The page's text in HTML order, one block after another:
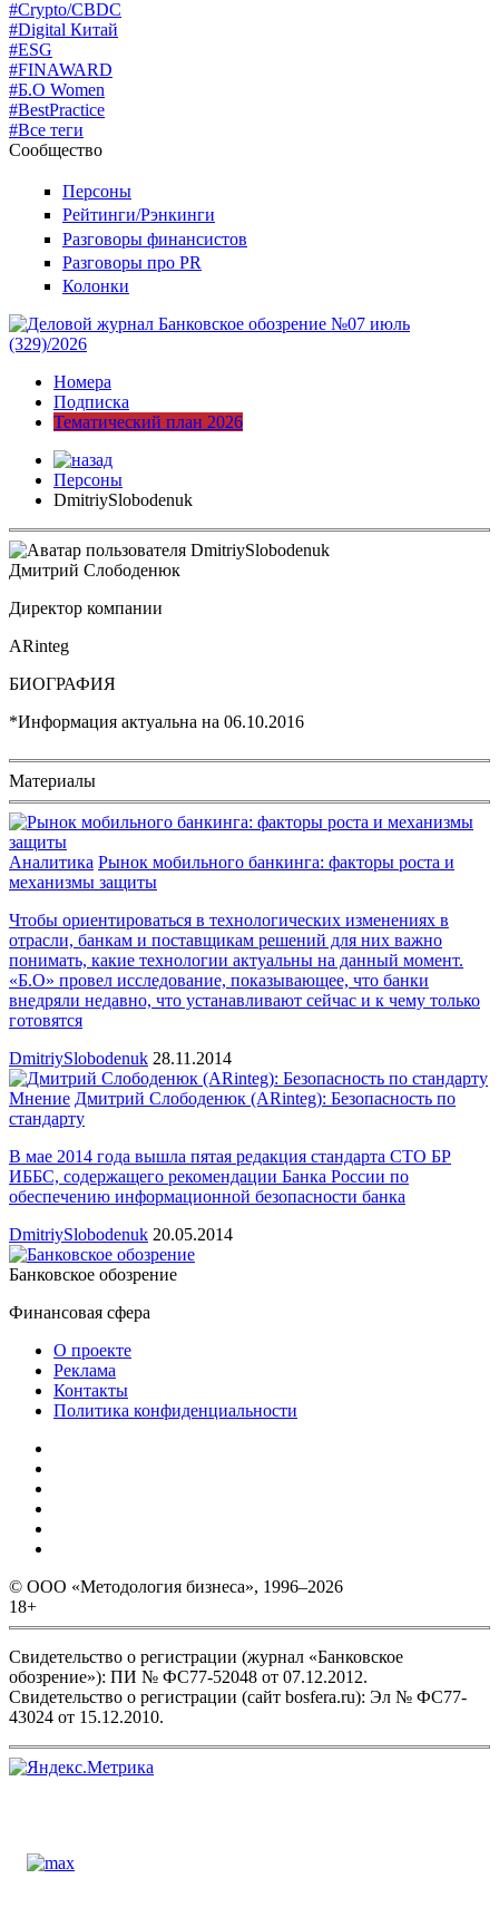
#Crypto/CBDC
#Digital Китай
#ESG
#FINAWARD
#Б.О Women
#BestPractice
#Все теги
Сообщество
Персоны
Рейтинги/Рэнкинги
Разговоры финансистов
Разговоры про PR
Колонки
Номера
Подписка
Тематический план 2026
Персоны
DmitriySlobodenuk
Дмитрий Слободенюк
Директор компании
ARinteg
БИОГРАФИЯ
*Информация актуальна на 06.10.2016
Материалы
Аналитика Рынок мобильного банкинга: факторы роста и
механизмы защиты
Чтобы ориентироваться в технологических изменениях в
отрасли, банкам и поставщикам решений для них важно
понимать, какие технологии актуальны на данный момент.
«Б.О» провел исследование, показывающее, что банки
внедряли недавно, что устанавливают сейчас и к чему только
готовятся
DmitriySlobodenuk 28.11.2014
Мнение Дмитрий Слободенюк (ARinteg): Безопасность по
стандарту
В мае 2014 года вышла пятая редакция стандарта СТО БР
ИББС, содержащего рекомендации Банка России по
обеспечению информационной безопасности банка
DmitriySlobodenuk 20.05.2014
Банковское обозрение
Финансовая сфера
О проекте
Реклама
Контакты
Политика конфиденциальности
© ООО «Методология бизнеса», 1996–2026
18+
Свидетельство о регистрации (журнал «Банковское
обозрение»): ПИ № ФС77-52048 от 07.12.2012.
Свидетельство о регистрации (сайт bosfera.ru): Эл № ФС77-
43024 от 15.12.2010.